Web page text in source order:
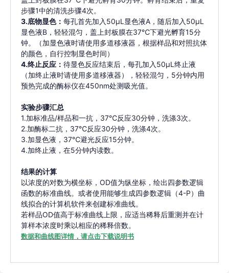
步骤1中的清洗步骤4次。
3.底物显色： 每孔首先加入50μL显色液A，随后加入50μL
显色液B，轻轻混匀，盖上封板膜在37℃下避光孵育15分
钟。（加显色液时请使用多道移液器，根据样品和对照抗体
的颜色，自行控制显色时间）
4.终止反应： 待显色反应结束后，每孔加入50μL终止液
（加终止液时请使用多道移液器），轻轻混匀，5分钟内用
预热完成的酶标仪在450nm处测吸光值。
实验步骤汇总
1.加标准品/样品和一抗，37℃反应30分钟，洗涤3次。
2.加酶标二抗，37℃反应30分钟，洗涤4次。
3.加显色液，37℃避光反应15分钟。
4.加终止液，在5分钟内读数。
结果的计算
以浓度的对数为横坐标，OD值为纵坐标，绘出四参数逻辑
函数的标准曲线。或者使用能够生成四参数逻辑（4-P）曲
线拟合的计算机软件来创建标准曲线。
若样品OD值高于标准曲线上限，应适当稀释后重测并在计
算样本浓度时乘以相应的稀释倍数。
数据和曲线图详情，请点击下载说明书